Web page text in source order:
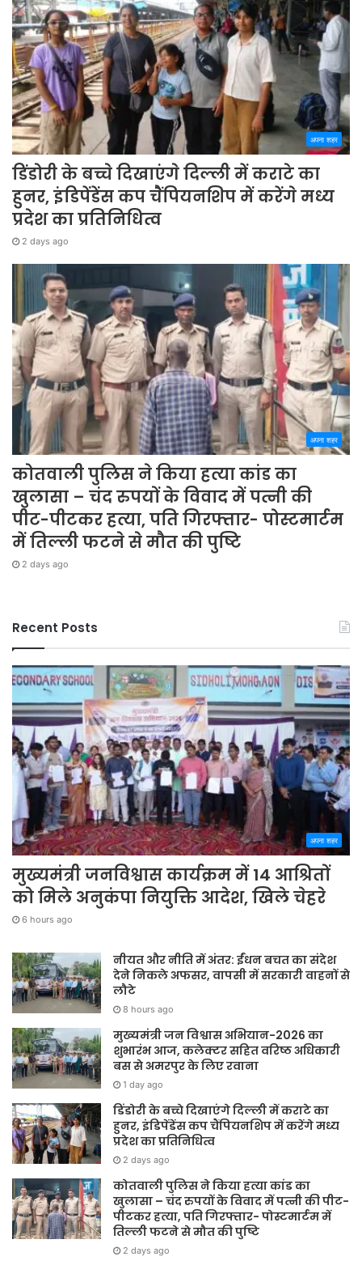
अपना शहर
डिंडोरी के बच्चे दिखाएंगे दिल्ली में कराटे का
हुनर, इंडिपेंडेंस कप चैंपियनशिप में करेंगे मध्य
प्रदेश का प्रतिनिधित्व
2 days ago
अपना शहर
कोतवाली पुलिस ने किया हत्या कांड का
खुलासा – चंद रुपयों के विवाद में पत्नी की
पीट-पीटकर हत्या, पति गिरफ्तार- पोस्टमार्टम
में तिल्ली फटने से मौत की पुष्टि
2 days ago
Recent Posts
अपना शहर
मुख्यमंत्री जनविश्वास कार्यक्रम में 14 आश्रितों
को मिले अनुकंपा नियुक्ति आदेश, खिले चेहरे
6 hours ago
नीयत और नीति में अंतर: ईंधन बचत का संदेश
देने निकले अफसर, वापसी में सरकारी वाहनों से
लौटे
8 hours ago
मुख्यमंत्री जन विश्वास अभियान-2026 का
शुभारंभ आज, कलेक्टर सहित वरिष्ठ अधिकारी
बस से अमरपुर के लिए रवाना
1 day ago
डिंडोरी के बच्चे दिखाएंगे दिल्ली में कराटे का
हुनर, इंडिपेंडेंस कप चैंपियनशिप में करेंगे मध्य
प्रदेश का प्रतिनिधित्व
2 days ago
कोतवाली पुलिस ने किया हत्या कांड का
खुलासा – चंद रुपयों के विवाद में पत्नी की पीट-
पीटकर हत्या, पति गिरफ्तार- पोस्टमार्टम में
तिल्ली फटने से मौत की पुष्टि
2 days ago